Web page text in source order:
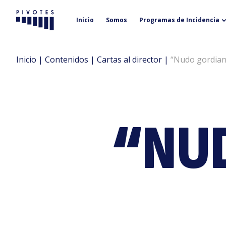
Pivotes Inicio Somos Programas de Incidencia
Inicio | Contenidos | Cartas al director | “Nudo